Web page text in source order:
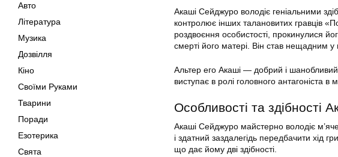
Авто
Література
Музика
Дозвілля
Кіно
Своїми Руками
Тварини
Поради
Езотерика
Свята
Акаші Сейджуро володіє геніальними
контролює інших талановитих гравців
роздвоєння особистості, прокинулися
смерті його матері. Він став нещадним у
Альтер его Акаші — добрий і
виступає в ролі головного антагоніста в
Особливості та здібності
Акаші Сейджуро майстерно володіє
і здатний заздалегідь передбачити хід
що дає йому дві здібності.